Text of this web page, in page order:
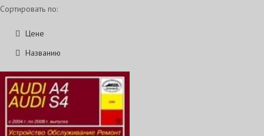
Сортировать по:
Цене
Названию